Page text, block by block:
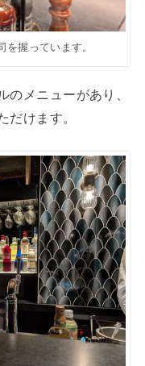
握っています。
のメニューがあり、
だけます。